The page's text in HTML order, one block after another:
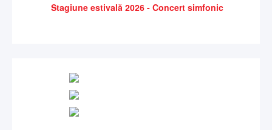
Stagiune estivală 2026 - Concert simfonic